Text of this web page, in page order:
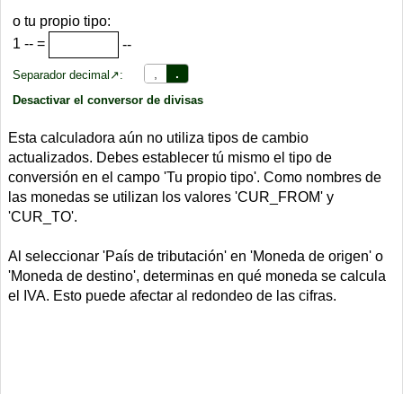
o tu propio tipo:
1 -- = --
Separador decimal↗: .
Desactivar el conversor de divisas
Esta calculadora aún no utiliza tipos de cambio
actualizados. Debes establecer tú mismo el tipo de
conversión en el campo 'Tu propio tipo'. Como nombres de
las monedas se utilizan los valores 'CUR_FROM' y
'CUR_TO'.
Al seleccionar 'País de tributación' en 'Moneda de origen' o
'Moneda de destino', determinas en qué moneda se calcula
el IVA. Esto puede afectar al redondeo de las cifras.